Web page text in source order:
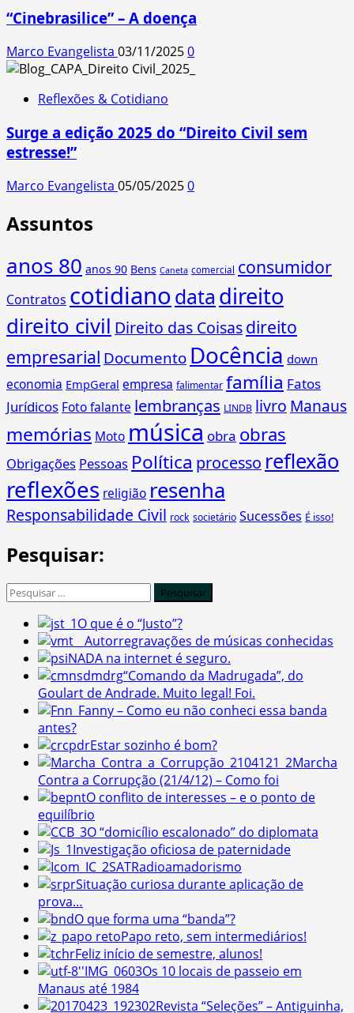
“Cinebrasilice” – A doença
Marco Evangelista 03/11/20250
Reflexões & Cotidiano
Surge a edição 2025 do “Direito Civil sem
estresse!”
Marco Evangelista 05/05/20250
Assuntos
anos 80 anos 90 Bens Caneta comercial consumidor
Contratos cotidianodata direito
direito civil Direito das Coisasdireito
empresarial Documento Docência down
economia EmpGeral empresa falimentar família Fatos
Jurídicos Foto falante lembranças LINDB livro Manaus
memórias Moto música obra obras
Obrigações Pessoas Política processo reflexão
reflexões religião resenha
Responsabilidade Civil rock societário Sucessões É isso!
Pesquisar:
Pesquisar
O que é o “Justo”?
Autorregravações de músicas conhecidas
NADA na internet é seguro.
“Comando da Madrugada”, do
Goulart de Andrade. Muito legal! Foi.
Fanny – Como eu não conheci essa banda
antes?
Estar sozinho é bom?
Marcha
Contra a Corrupção (21/4/12) – Como foi
O conflito de interesses – e o ponto de
equilíbrio
O “domicílio escalonado” do diplomata
Investigação oficiosa de paternidade
Radioamadorismo
Situação curiosa durante aplicação de
prova…
O que forma uma “banda”?
Papo reto, sem intermediários!
Feliz início de semestre, alunos!
Os 10 locais de passeio em
Manaus até 1984
Revista “Seleções” – Antiguinha,